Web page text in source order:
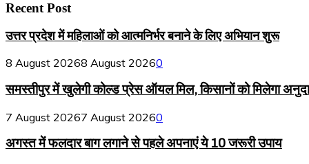
Recent Post
उत्तर प्रदेश में महिलाओं को आत्मनिर्भर बनाने के लिए अभियान शुरू
8 August 20268 August 20260
समस्तीपुर में खुलेगी कोल्ड प्रेस ऑयल मिल, किसानों को मिलेगा
7 August 20267 August 20260
अगस्त में फलदार बाग लगाने से पहले अपनाएं ये 10 जरूरी उपाय